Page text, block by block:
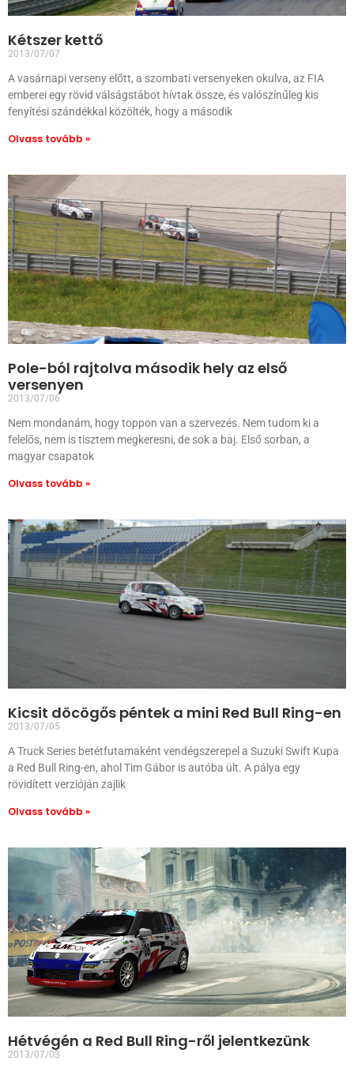
Kétszer kettő
2013/07/07
A vasárnapi verseny előtt, a szombati versenyeken okulva, az FIA
emberei egy rövid válságstábot hívtak össze, és valószínűleg kis
fenyítési szándékkal közölték, hogy a második
Olvass tovább »
Pole-ból rajtolva második hely az első
versenyen
2013/07/06
Nem mondanám, hogy toppon van a szervezés. Nem tudom ki a
felelős, nem is tisztem megkeresni, de sok a baj. Első sorban, a
magyar csapatok
Olvass tovább »
Kicsit döcögős péntek a mini Red Bull Ring-en
2013/07/05
A Truck Series betétfutamaként vendégszerepel a Suzuki Swift Kupa
a Red Bull Ring-en, ahol Tim Gábor is autóba ült. A pálya egy
rövidített verzióján zajlik
Olvass tovább »
Hétvégén a Red Bull Ring-ről jelentkezünk
2013/07/03